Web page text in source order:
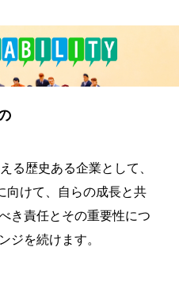
る歴史ある企業として、
向けて、自らの成長と共
き責任とその重要性につ
ジを続けます。